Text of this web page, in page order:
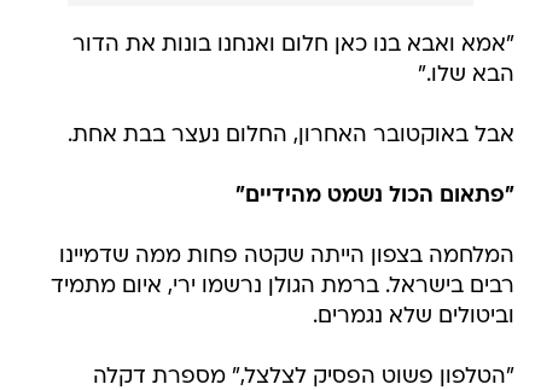
"אמא ואבא בנו כאן חלום ואנחנו בונות את הדור
הבא שלו."
אבל באוקטובר האחרון, החלום נעצר בבת אחת.
"פתאום הכול נשמט מהידיים"
המלחמה בצפון הייתה שקטה פחות ממה שדמיינו
רבים בישראל. ברמת הגולן נרשמו ירי, איום מתמיד
וביטולים שלא נגמרים.
"הטלפון פשוט הפסיק לצלצל," מספרת דקלה